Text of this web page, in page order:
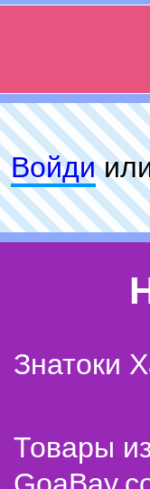
Войди
Знатоки
Товары